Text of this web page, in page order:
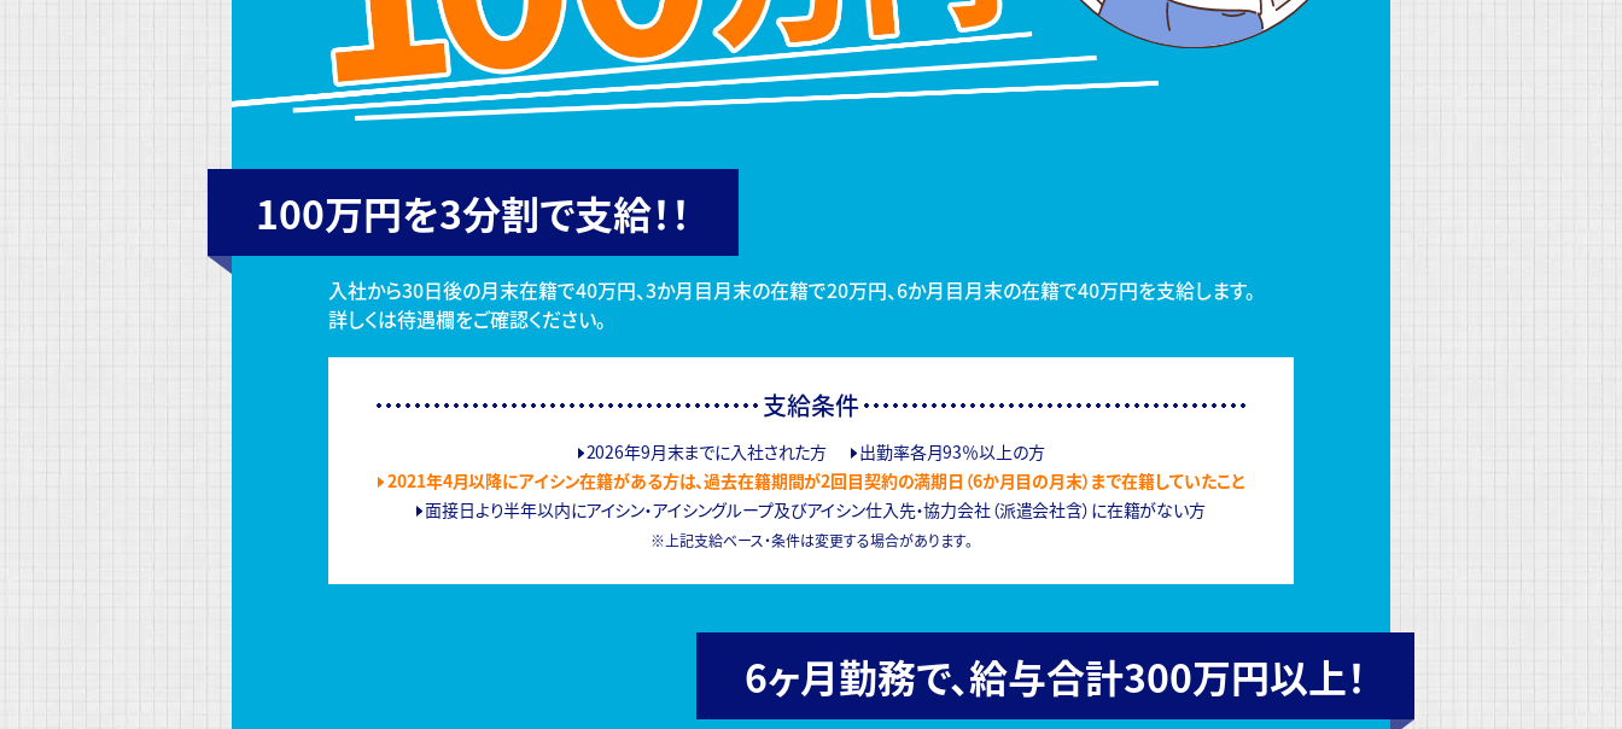
100万円を3分割で支給！！
入社から30日後の月末在籍で40万円、3か月目月末の在籍で20万円、6か月目月末の在籍で40万円を支給します。
詳しくは待遇欄をご確認ください。
支給条件
2026年9月末までに入社された方
出勤率各月93％以上の方
2021年4月以降にアイシン在籍がある方は、過去在籍期間が2回目契約の満期日（6か月目の月末）まで在籍していたこと
面接日より半年以内にアイシン・アイシングループ及びアイシン仕入先・協力会社（派遣会社含）に在籍がない方
上記支給ベース・条件は変更する場合があります。
6ヶ月勤務で、給与合計300万円以上！